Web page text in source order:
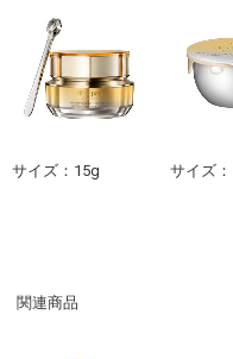
サイズ：15g サイズ
関連商品